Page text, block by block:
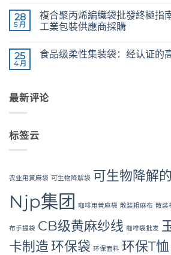
Configurations
Grade
Jute
Yarn:
for
Applications
论
28
5 月
複合聚丙烯編織袋批發終極指
工業包裝供應商採購
Guide
Bags
Wholesale:
Premier
Industrial
论
25
4 月
食品级柔性集装袋：经认证的
Certified
High-
最新评论
标签云
农业用黄麻袋 可生物降解袋 可生物降解
Njp集团
咖啡用黄麻袋 散装粗麻布 散装
布手提袋 CB级黄麻纱线 咖啡袋批发
卡制造 环保袋 环保面料 环保T恤